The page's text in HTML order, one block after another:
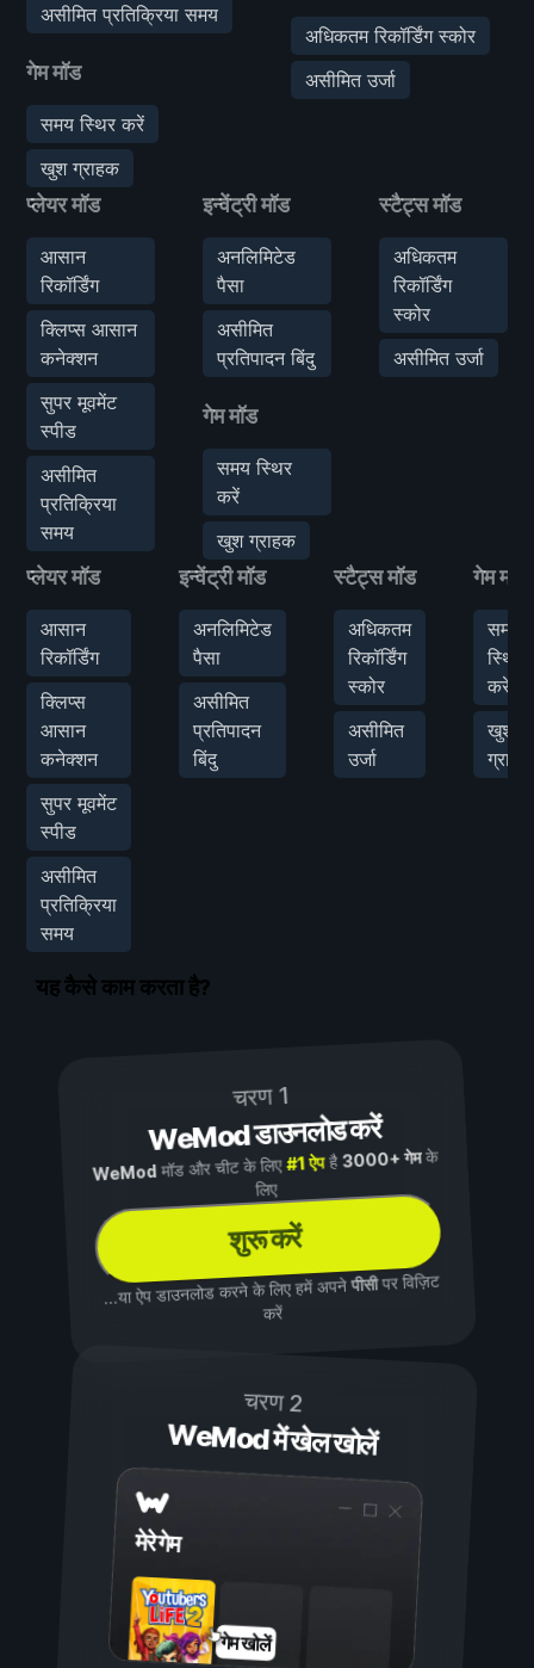
असीमित प्रतिक्रिया समय
गेम मॉड
समय स्थिर करें
खुश ग्राहक
अधिकतम रिकॉर्डिंग स्कोर
असीमित उर्जा
प्लेयर मॉड
आसान
रिकॉर्डिंग
क्लिप्स आसान
कनेक्शन
सुपर मूवमेंट
स्पीड
असीमित
प्रतिक्रिया
समय
इन्वेंट्री मॉड
अनलिमिटेड
पैसा
असीमित
प्रतिपादन बिंदु
गेम मॉड
समय स्थिर
करें
खुश ग्राहक
स्टैट्स मॉड
अधिकतम
रिकॉर्डिंग
स्कोर
असीमित उर्जा
प्लेयर मॉड
आसान
रिकॉर्डिंग
क्लिप्स
आसान
कनेक्शन
सुपर मूवमेंट
स्पीड
असीमित
प्रतिक्रिया
समय
इन्वेंट्री मॉड
अनलिमिटेड
पैसा
असीमित
प्रतिपादन
बिंदु
स्टैट्स मॉड
अधिकतम
रिकॉर्डिंग
स्कोर
असीमित
उर्जा
गेम मॉड
समय
स्थिर
करें
खुश
ग्राहक
यह कैसे काम करता है?
चरण 1
WeMod डाउनलोड करें
WeMod मॉड और चीट के लिए#1 ऐपहै3000+ गेमके
लिए
शुरू करें
...या ऐप डाउनलोड करने के लिए हमें अपनेपीसीपर विज़िट
करें
चरण 2
WeMod में खेल खोलें
मेरे गेम
गेम खोलें